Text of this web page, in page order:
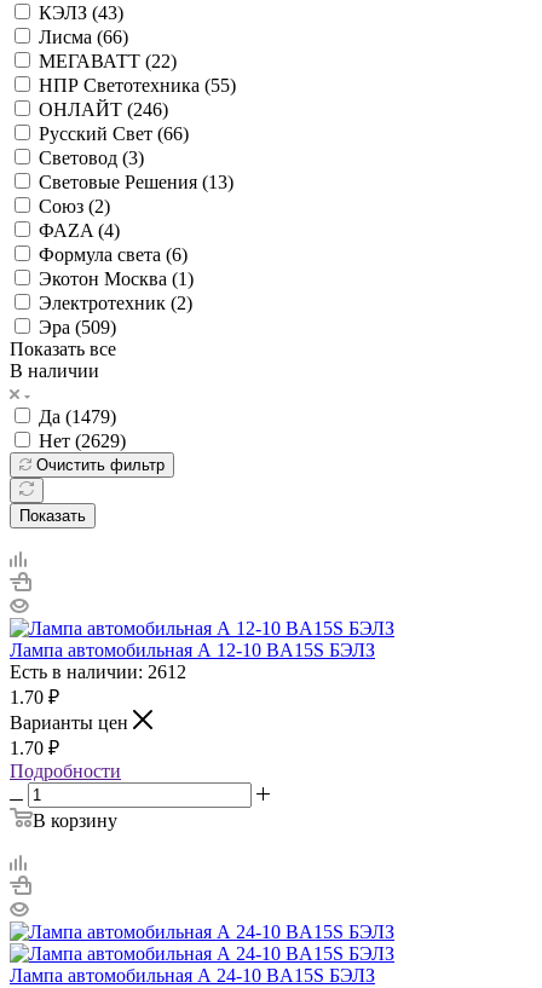
КЭЛЗ (43)
Лисма (66)
МЕГАВАТТ (22)
НПР Светотехника (55)
ОНЛАЙТ (246)
Русский Свет (66)
Световод (3)
Световые Решения (13)
Союз (2)
ФАZA (4)
Формула света (6)
Экотон Москва (1)
Электротехник (2)
Эра (509)
Показать все
В наличии
Да (1479)
Нет (2629)
Очистить фильтр
Показать
Лампа автомобильная А 12-10 BA15S БЭЛЗ
Есть в наличии: 2612
1.70 ₽
Варианты цен
1.70 ₽
Подробности
В корзину
Лампа автомобильная А 24-10 BA15S БЭЛЗ